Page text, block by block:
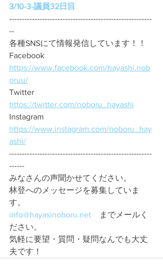
3/10-3-議員32日目
--------------------------------------------------------
--
各種SNSにて情報発信しています！！
Facebook
https://www.facebook.com/hayashi.nob
oruu/
Twitter
https://twitter.com/noboru_hayashi
Instagram
https://www.instagram.com/noboru_hay
ashi/
--------------------------------------------------------
------
みなさんの声聞かせてください。
林登へのメッセージを募集していま
す。
info@hayasinoboru.net までメールく
ださい。
気軽に要望・質問・疑問なんでも大丈
夫です！